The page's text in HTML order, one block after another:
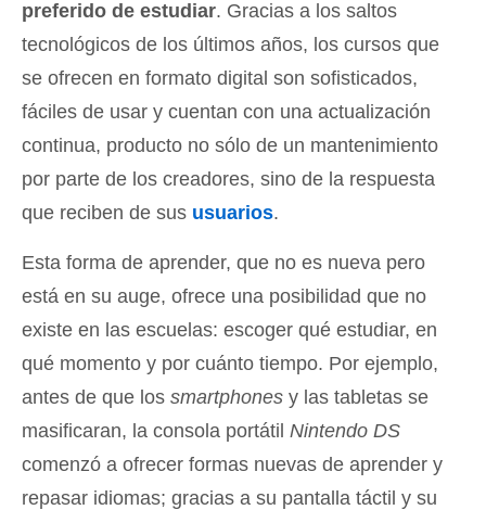
preferido de estudiar. Gracias a los saltos
tecnológicos de los últimos años, los cursos que
se ofrecen en formato digital son sofisticados,
fáciles de usar y cuentan con una actualización
continua, producto no sólo de un mantenimiento
por parte de los creadores, sino de la respuesta
que reciben de sus usuarios.
Esta forma de aprender, que no es nueva pero
está en su auge, ofrece una posibilidad que no
existe en las escuelas: escoger qué estudiar, en
qué momento y por cuánto tiempo. Por ejemplo,
antes de que los smartphones y las tabletas se
masificaran, la consola portátil Nintendo DS
comenzó a ofrecer formas nuevas de aprender y
repasar idiomas; gracias a su pantalla táctil y su